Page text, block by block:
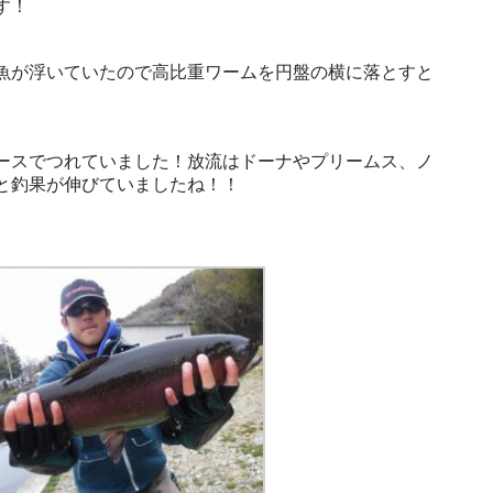
！
浮いていたので高比重ワームを円盤の横に落とすと
でつれていました！放流はドーナやプリームス、ノ
果が伸びていましたね！！